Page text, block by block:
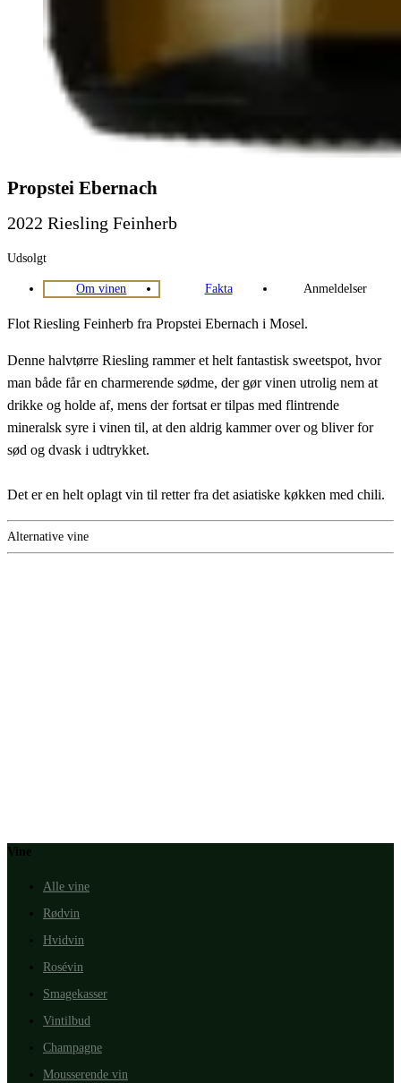
Propstei Ebernach
2022 Riesling Feinherb
Udsolgt
Om vinen Fakta Anmeldelser
Flot Riesling Feinherb fra Propstei Ebernach i Mosel.
Denne halvtørre Riesling rammer et helt fantastisk sweetspot, hvor
man både får en charmerende sødme, der gør vinen utrolig nem at
drikke og holde af, mens der fortsat er tilpas med flintrende
mineralsk syre i vinen til, at den aldrig kammer over og bliver for
sød og dvask i udtrykket.
Det er en helt oplagt vin til retter fra det asiatiske køkken med chili.
Alternative vine
Vine
Alle vine
Rødvin
Hvidvin
Rosévin
Smagekasser
Vintilbud
Champagne
Mousserende vin